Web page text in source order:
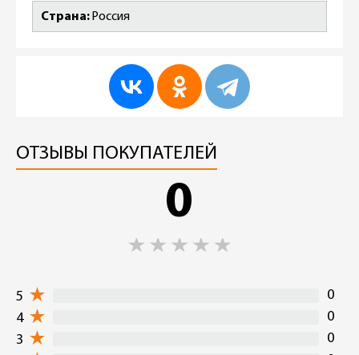
Страна Россия
ОТЗЫВЫ ПОКУПАТЕЛЕЙ
0
5
0
4
0
3
0